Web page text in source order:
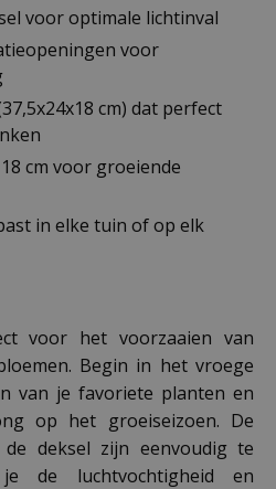
voor optimale lichtinval
voor
cm) dat perfect
cm voor groeiende
in elke tuin of op elk
voor het voorzaaien van
Begin in het vroege
van je favoriete planten en
op het groeiseizoen. De
deksel zijn eenvoudig te
de luchtvochtigheid en